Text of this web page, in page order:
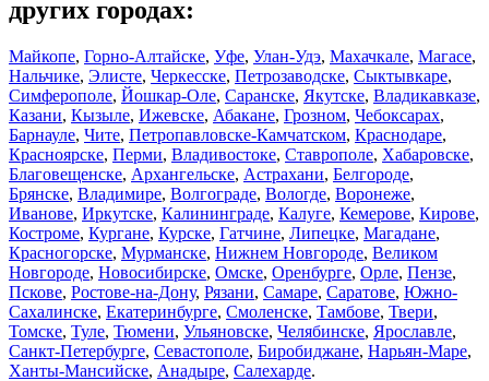
других городах:
Майкопе, Горно-Алтайске, Уфе, Улан-Удэ, Махачкале, Магасе,
Нальчике, Элисте, Черкесске, Петрозаводске, Сыктывкаре,
Симферополе, Йошкар-Оле, Саранске, Якутске, Владикавказе,
Казани, Кызыле, Ижевске, Абакане, Грозном, Чебоксарах,
Барнауле, Чите, Петропавловске-Камчатском, Краснодаре,
Красноярске, Перми, Владивостоке, Ставрополе, Хабаровске,
Благовещенске, Архангельске, Астрахани, Белгороде,
Брянске, Владимире, Волгограде, Вологде, Воронеже,
Иванове, Иркутске, Калининграде, Калуге, Кемерове, Кирове,
Костроме, Кургане, Курске, Гатчине, Липецке, Магадане,
Красногорске, Мурманске, Нижнем Новгороде, Великом
Новгороде, Новосибирске, Омске, Оренбурге, Орле, Пензе,
Пскове, Ростове-на-Дону, Рязани, Самаре, Саратове, Южно-
Сахалинске, Екатеринбурге, Смоленске, Тамбове, Твери,
Томске, Туле, Тюмени, Ульяновске, Челябинске, Ярославле,
Санкт-Петербурге, Севастополе, Биробиджане, Нарьян-Маре,
Ханты-Мансийске, Анадыре, Салехарде.